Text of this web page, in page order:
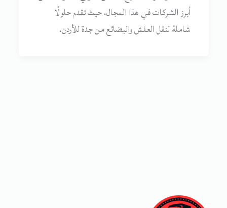
أبرز الشركات في هذا المجال، حيث تقدم حلولًا
شاملة لنقل العفش والبضائع من جدة للأردن.